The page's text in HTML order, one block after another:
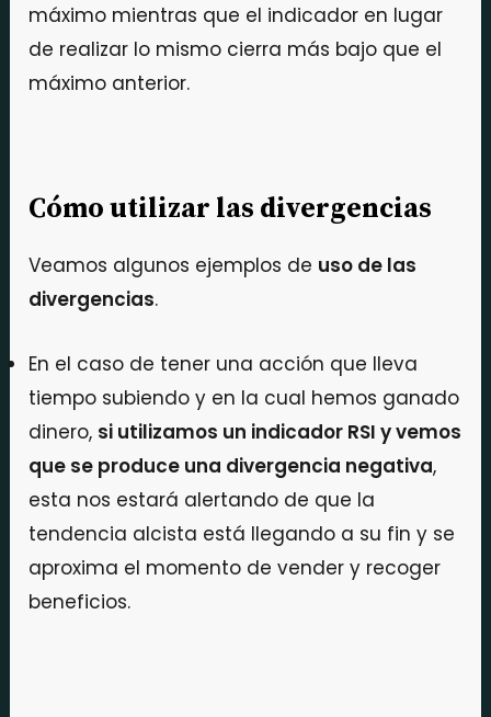
máximo mientras que el indicador en lugar
de realizar lo mismo cierra más bajo que el
máximo anterior.
Cómo utilizar las divergencias
Veamos algunos ejemplos de uso de las
divergencias.
En el caso de tener una acción que lleva
tiempo subiendo y en la cual hemos ganado
dinero, si utilizamos un indicador RSI y vemos
que se produce una divergencia negativa,
esta nos estará alertando de que la
tendencia alcista está llegando a su fin y se
aproxima el momento de vender y recoger
beneficios.